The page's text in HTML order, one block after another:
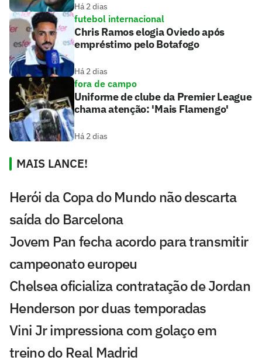
Há 2 dias
futebol internacional
Chris Ramos elogia Oviedo após
empréstimo pelo Botafogo
Há 2 dias
fora de campo
Uniforme de clube da Premier League
chama atenção: 'Mais Flamengo'
Há 2 dias
MAIS LANCE!
Herói da Copa do Mundo não descarta
saída do Barcelona
Jovem Pan fecha acordo para transmitir
campeonato europeu
Chelsea oficializa contratação de Jordan
Henderson por duas temporadas
Vini Jr impressiona com golaço em
treino do Real Madrid